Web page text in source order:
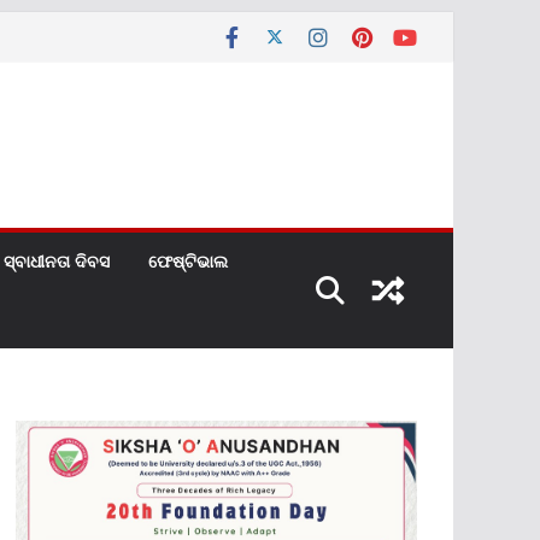
ସ୍ବାଧୀନତା ଦିବସ ଫେଷ୍ଟିଭାଲ